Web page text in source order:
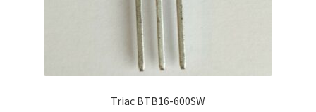
Triac BTB16-600SW